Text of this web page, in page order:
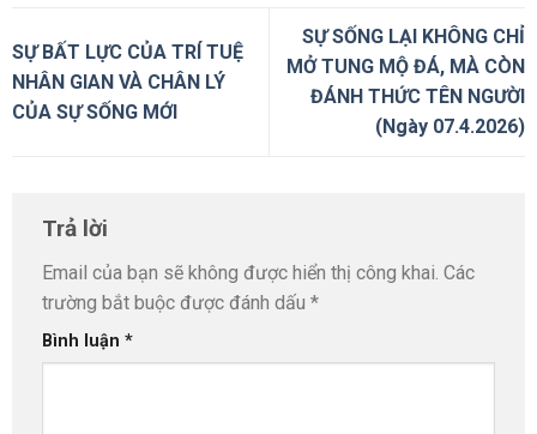
SỰ BẤT LỰC CỦA TRÍ TUỆ
NHÂN GIAN VÀ CHÂN LÝ
CỦA SỰ SỐNG MỚI
SỰ SỐNG LẠI KHÔNG CHỈ
MỞ TUNG MỘ ĐÁ, MÀ CÒN
ĐÁNH THỨC TÊN NGƯỜI
(Ngày 07.4.2026)
Trả lời
Email của bạn sẽ không được hiển thị công khai. Các
trường bắt buộc được đánh dấu *
Bình luận *